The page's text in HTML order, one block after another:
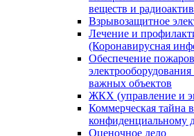
веществ и
Взрывозащитное
Лечение и
(Коронавирусная
Обеспечение
важных объектов
ЖКХ (управление и
Коммерческая тайна
конфиденциальному
Оценочное дело